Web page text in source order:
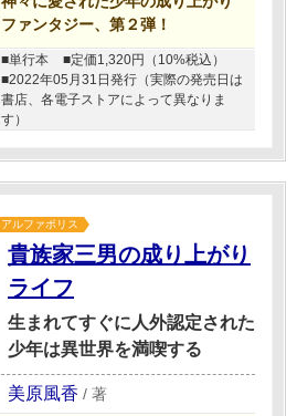
ファンタジー、第２弾！
■単行本
■定価1,320円（10%税込）
■2022年05月31日発行（実際の発売日は
書店、各電子ストアによって異なりま
す）
アルファポリス
貴族家三男の成り上がり
ライフ
生まれてすぐに人外認定された
少年は異世界を満喫する
美原風香 / 著